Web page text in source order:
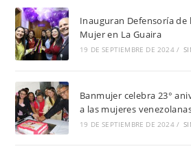
Inauguran Defensoría de
Mujer en La Guaira
19 DE SEPTIEMBRE DE 2024 /
Banmujer celebra 23°
a las mujeres
19 DE SEPTIEMBRE DE 2024 /